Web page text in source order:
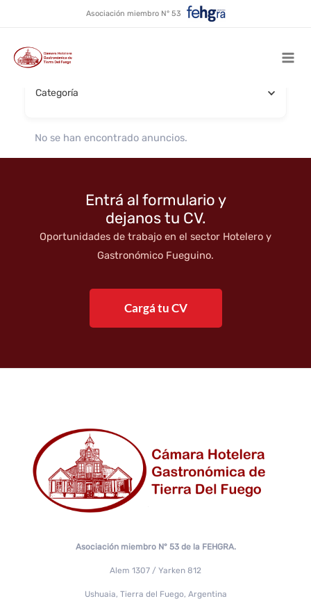
contenido
Asociación miembro N° 53
Catering
Buscar por nombre
Categoría
No se han encontrado anuncios.
Entrá al formulario y
dejanos tu CV.
Oportunidades de trabajo en el sector Hotelero y
Gastronómico Fueguino.
Cargá tu CV
Asociación miembro N° 53 de la FEHGRA.
Alem 1307 / Yarken 812
Ushuaia, Tierra del Fuego, Argentina